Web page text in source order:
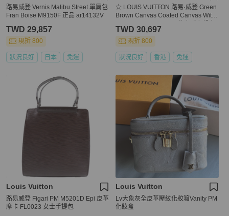
路易威登 Vernis Malibu Street 單肩包
Fran Boise M9150F 正品 ar14132V
TWD 29,857
現折 800
狀況良好 日本 免運
☆ LOUIS VUITTON 路易·威登 Green
Brown Canvas Coated Canvas With
塗層帆布連小袋肩背帶-267012384
TWD 30,697
現折 800
狀況良好 香港 免運
Louis Vuitton
路易威登 Figari PM M5201D Epi 皮革
摩卡 FL0023 女士手提包
Louis Vuitton
Lv大象灰全皮革壓紋化妝箱Vanity PM
化妝盒